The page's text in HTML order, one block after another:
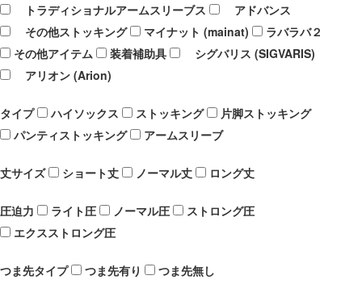
トラディショナルアームスリーブス
アドバンス
その他ストッキング
マイナット (mainat)
ラバラバ２
その他アイテム
装着補助具
シグバリス (SIGVARIS)
アリオン (Arion)
タイプ ハイソックス ストッキング
片脚ストッキング
パンティストッキング
アームスリーブ
丈サイズ ショート丈 ノーマル丈 ロング丈
圧迫力 ライト圧 ノーマル圧
ストロング圧
エクスストロング圧
つま先タイプ つま先有り つま先無し